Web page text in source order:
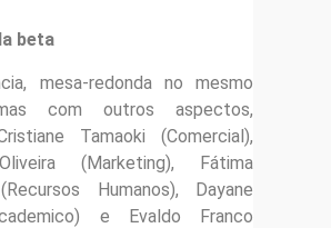
beta
mesa-redonda no mesmo
com outros aspectos,
Tamaoki (Comercial),
(Marketing), Fátima
Humanos), Dayane
e Evaldo Franco